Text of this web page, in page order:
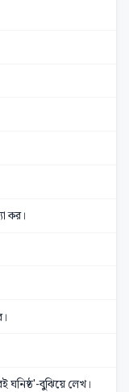
কর।
ঘনিষ্ঠ'-বুঝিয়ে লেখ।